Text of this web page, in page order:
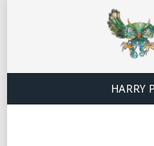
HARRY